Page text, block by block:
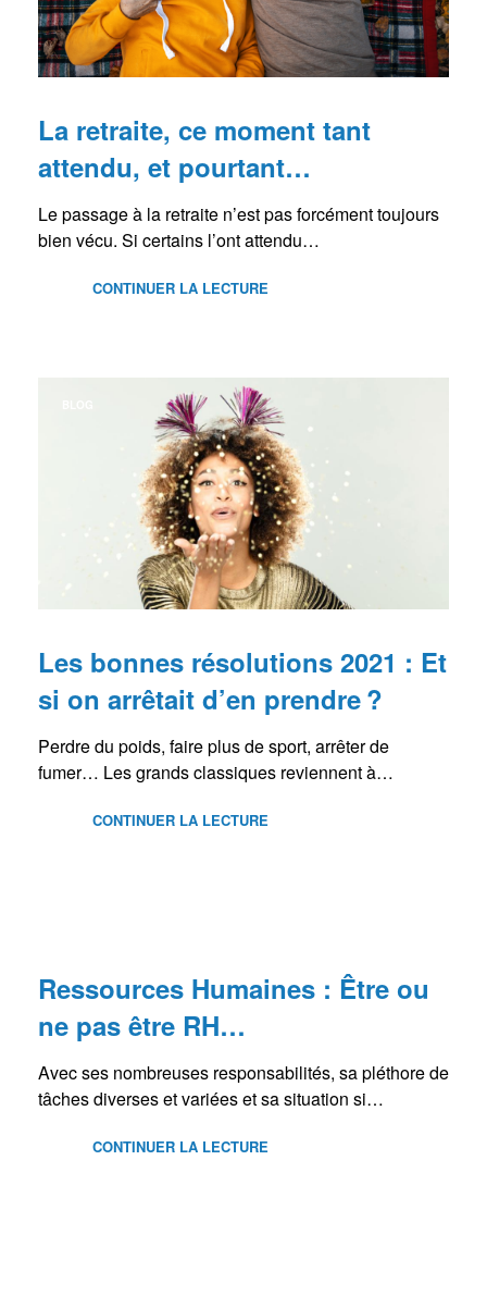
La retraite, ce moment tant
attendu, et pourtant…
Le passage à la retraite n’est pas forcément toujours
bien vécu. Si certains l’ont attendu…
CONTINUER LA LECTURE
Les bonnes résolutions 2021 : Et
si on arrêtait d’en prendre ?
Perdre du poids, faire plus de sport, arrêter de
fumer… Les grands classiques reviennent à…
CONTINUER LA LECTURE
Ressources Humaines : Être ou
ne pas être RH…
Avec ses nombreuses responsabilités, sa pléthore de
tâches diverses et variées et sa situation si…
CONTINUER LA LECTURE